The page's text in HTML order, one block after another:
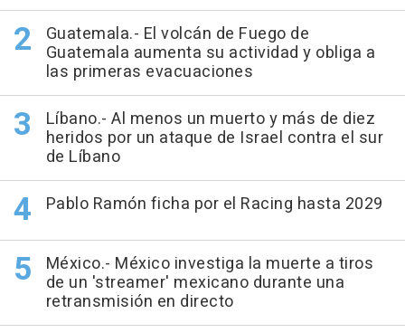
Guatemala.- El volcán de Fuego de
Guatemala aumenta su actividad y obliga a
las primeras evacuaciones
Líbano.- Al menos un muerto y más de diez
heridos por un ataque de Israel contra el sur
de Líbano
Pablo Ramón ficha por el Racing hasta 2029
México.- México investiga la muerte a tiros
de un 'streamer' mexicano durante una
retransmisión en directo